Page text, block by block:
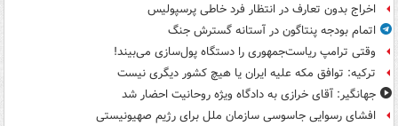
اخراج بدون تعارف در انتظار فرد خاطی پرسپولیس
اتمام بودجه پنتاگون در آستانه گسترش جنگ
وقتی ترامپ ریاست‌جمهوری را دستگاه پول‌سازی می‌بیند!
ترکیه: توافق مکه علیه ایران یا هیچ کشور دیگری نیست
جهانگیر: آقای خرازی به دادگاه ویژه روحانیت احضار شد
افشای رسوایی جاسوسی سازمان ملل برای رژیم صهیونیستی